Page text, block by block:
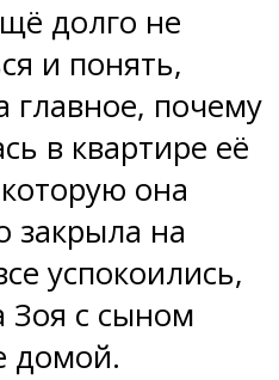
долго не
и понять,
главное, почему
в квартире её
она
закрыла на
успокоились,
Зоя с сыном
домой.